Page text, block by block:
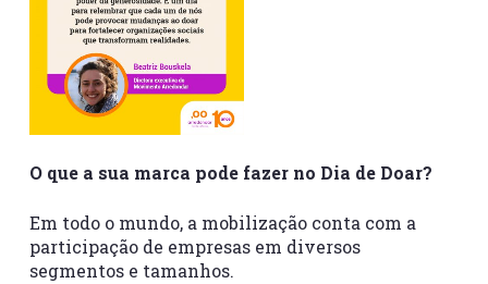
O que a sua marca pode fazer no Dia de Doar?
Em todo o mundo, a mobilização conta com a
participação de empresas em diversos
segmentos e tamanhos.